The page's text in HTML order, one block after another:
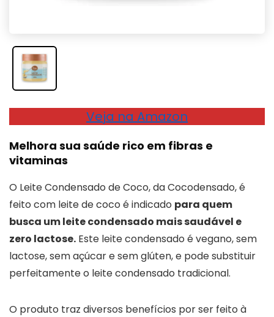
Veja na Amazon
Melhora sua saúde rico em fibras e
vitaminas
O Leite Condensado de Coco, da Cocodensado, é
feito com leite de coco é indicado para quem
busca um leite condensado mais saudável e
zero lactose. Este leite condensado é vegano, sem
lactose, sem açúcar e sem glúten, e pode substituir
perfeitamente o leite condensado tradicional.
O produto traz diversos benefícios por ser feito à